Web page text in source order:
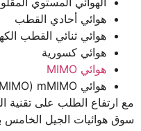
هوائي أحادي القطب
هوائي ثنائي القطب
هوائي كسورية
هوائي MIMO
هوائي mMIMO (MIMO الهائل)
مع ارتفاع الطلب على تقنية
سوق هوائيات الجيل